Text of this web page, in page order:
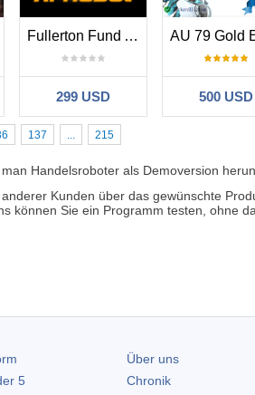
Fullerton Fund Ai Robot
299 USD 500 USD
137 ... 215
Handelsroboter als Demoversion
Kunden über das gewünschte
können Sie ein Programm testen, ohne
5
Über uns
Chronik